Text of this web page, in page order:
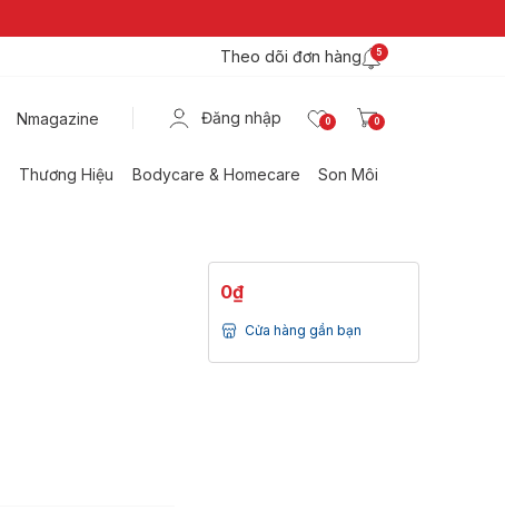
Theo dõi đơn hàng 5
Nmagazine Đăng nhập 0 0
Thương Hiệu Bodycare & Homecare Son Môi
0₫
Cửa hàng gần bạn